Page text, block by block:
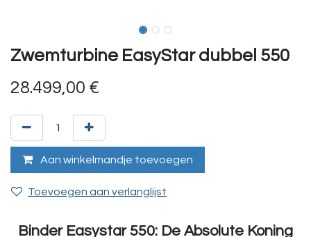
Zwemturbine EasyStar dubbel 550
28.499,00 €
Aan winkelmandje toevoegen
Toevoegen aan verlanglijst
Binder Easystar 550: De Absolute Koning